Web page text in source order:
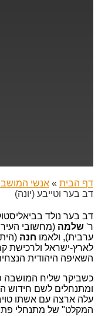
דף הבית » אנשי
דב בער וטייבע (יונה)
ר' שלמה (מחשובי
ערבית), ולאמו חנה
לארץ-ישראל ולרכישת
השאיפה היהודית
כשביקר שליח המושבה
עלה ארצה עם אשתו
המקלט" של מתנחלי